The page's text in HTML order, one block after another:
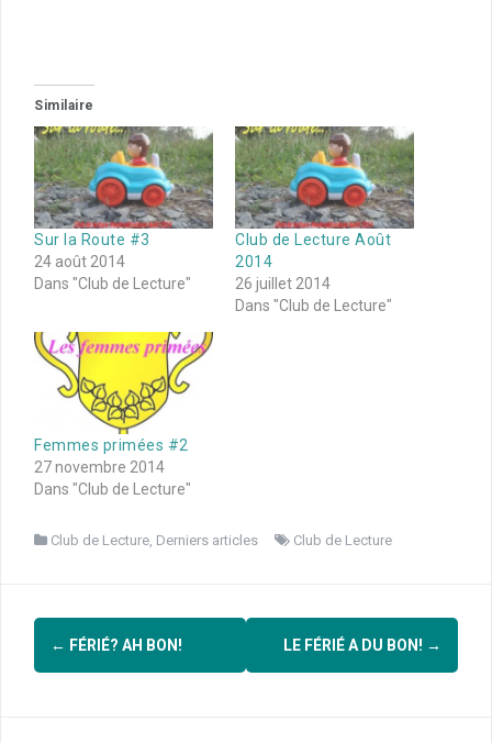
Similaire
Sur la Route #3
24 août 2014
Dans "Club de Lecture"
Club de Lecture Août
2014
26 juillet 2014
Dans "Club de Lecture"
Femmes primées #2
27 novembre 2014
Dans "Club de Lecture"
Club de Lecture, Derniers articles Club de Lecture
Navigation
d'article
← FÉRIÉ? AH BON! LE FÉRIÉ A DU BON! →